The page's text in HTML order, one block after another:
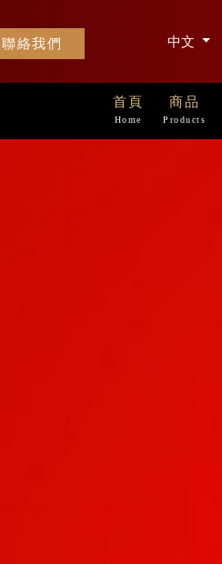
聯絡我們 中文
首頁
Home
商品
Products